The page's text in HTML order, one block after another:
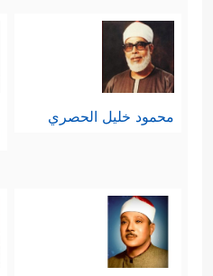
محمود خليل الحصري